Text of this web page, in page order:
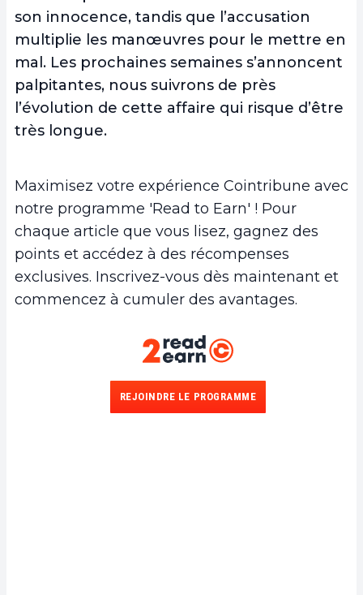
son innocence, tandis que l’accusation
multiplie les manœuvres pour le mettre en
mal. Les prochaines semaines s’annoncent
palpitantes, nous suivrons de près
l’évolution de cette affaire qui risque d’être
très longue.
Maximisez votre expérience Cointribune avec
notre programme 'Read to Earn' ! Pour
chaque article que vous lisez, gagnez des
points et accédez à des récompenses
exclusives. Inscrivez-vous dès maintenant et
commencez à cumuler des avantages.
REJOINDRE LE PROGRAMME